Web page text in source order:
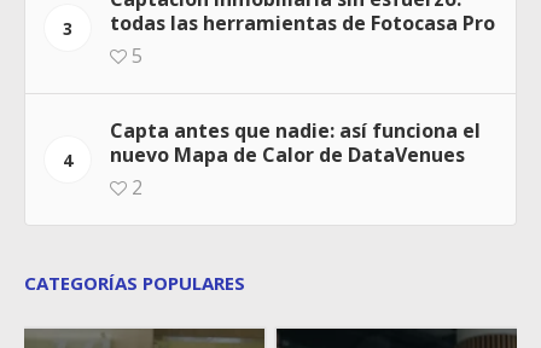
3
todas las herramientas de Fotocasa Pro
5
4
Capta antes que nadie: así funciona el
nuevo Mapa de Calor de DataVenues
2
CATEGORÍAS POPULARES